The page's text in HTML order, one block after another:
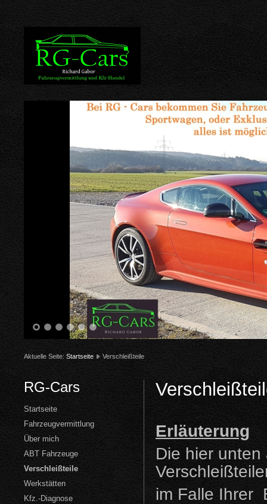
4 5 6
Aktuelle Seite: Startseite Verschleißteile
RG-Cars
Startseite
Fahrzeugvermittlung
Über mich
ABT Fahrzeuge
Verschleißteile
Werkstätten
Kfz.-Diagnose
Erläuterung
Die hier
im Falle Ihrer